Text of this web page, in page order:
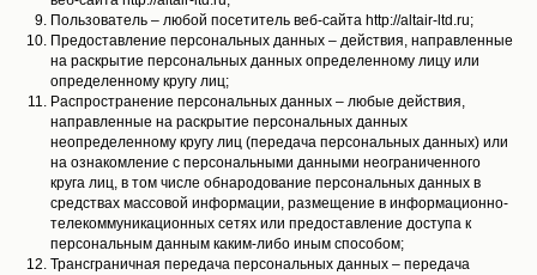
Пользователь – любой посетитель веб-сайта http://altair-ltd.ru;
Предоставление персональных данных – действия, направленные
на раскрытие персональных данных определенному лицу или
определенному кругу лиц;
Распространение персональных данных – любые действия,
направленные на раскрытие персональных данных
неопределенному кругу лиц (передача персональных данных) или
на ознакомление с персональными данными неограниченного
круга лиц, в том числе обнародование персональных данных в
средствах массовой информации, размещение в информационно-
телекоммуникационных сетях или предоставление доступа к
персональным данным каким-либо иным способом;
Трансграничная передача персональных данных – передача